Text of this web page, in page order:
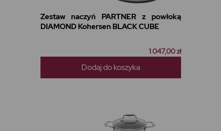
Zestaw naczyń PARTNER z powłoką
DIAMOND Kohersen BLACK CUBE
1 047,00 zł
Dodaj do koszyka